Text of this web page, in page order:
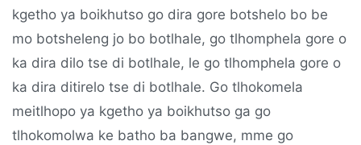
kgetho ya boikhutso go dira gore botshelo bo be
mo botsheleng jo bo botlhale, go tlhomphela gore o
ka dira dilo tse di botlhale, le go tlhomphela gore o
ka dira ditirelo tse di botlhale. Go tlhokomela
meitlhopo ya kgetho ya boikhutso ga go
tlhokomolwa ke batho ba bangwe, mme go